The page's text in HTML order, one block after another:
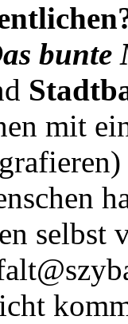
bunte
mit
selbst